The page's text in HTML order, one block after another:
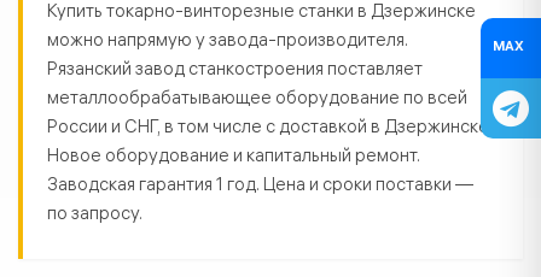
Токарно-винторезные станки в
Купить токарно-винторезные станки в Дзержинске
можно напрямую у завода-производителя.
Рязанский завод станкостроения поставляет
металлообрабатывающее оборудование по всей
России и СНГ, в том числе с доставкой в Дзержинске.
Новое оборудование и капитальный ремонт.
Заводская гарантия 1 год. Цена и сроки поставки —
по запросу.
MAX